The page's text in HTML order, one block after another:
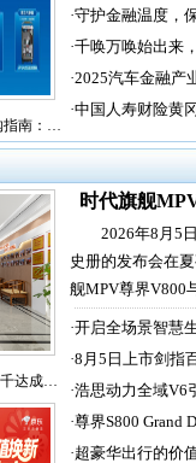
指南：…
·守护金融温度，
·千唤万唤始出来
·2025汽车金融产
·中国人寿财险黄
千达成…
时代旗舰
2026年8月5
史册的发布会在
舰MPV尊界
·开启全场景智慧
·8月5日上市剑指
·浩思动力全域V6
·尊界S800 Grand
·超豪华出行的价